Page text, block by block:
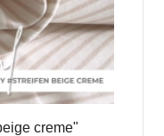
creme"